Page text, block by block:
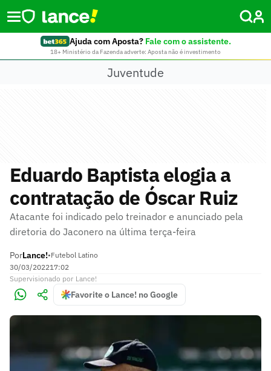
Ajuda com Aposta? Fale com o assistente.
18+ Ministério da Fazenda adverte: Aposta não é investimento
Juventude
Eduardo Baptista elogia a
contratação de Óscar Ruiz
Atacante foi indicado pelo treinador e anunciado pela
diretoria do Jaconero na última terça-feira
PorLance!•Futebol Latino
30/03/202217:02
Supervisionado por Lance!
Favorite o Lance! no Google